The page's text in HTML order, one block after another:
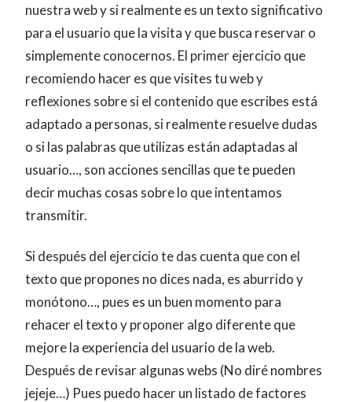
nuestra web y si realmente es un texto significativo
para el usuario que la visita y que busca reservar o
simplemente conocernos. El primer ejercicio que
recomiendo hacer es que visites tu web y
reflexiones sobre si el contenido que escribes está
adaptado a personas, si realmente resuelve dudas
o si las palabras que utilizas están adaptadas al
usuario…, son acciones sencillas que te pueden
decir muchas cosas sobre lo que intentamos
transmitir.
Si después del ejercicio te das cuenta que con el
texto que propones no dices nada, es aburrido y
monótono…, pues es un buen momento para
rehacer el texto y proponer algo diferente que
mejore la experiencia del usuario de la web.
Después de revisar algunas webs (No diré nombres
jejeje…) Pues puedo hacer un listado de factores